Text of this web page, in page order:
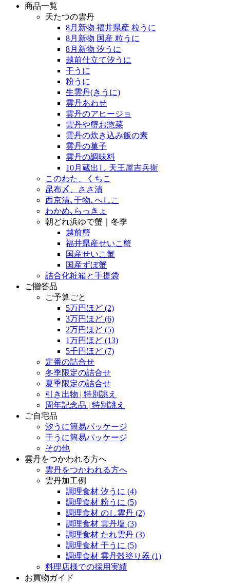
商品一覧
天たつの雲丹
8月新物 福井県産 粒うに
8月新物 国産 粒うに
8月新物 汐うに
越前仕立て汐うに
干うに
粉うに
生雲丹(きうに)
雲丹あわせ
雲丹のアヒージョ
雲丹や蟹お惣菜
雲丹の炊き込み飯の素
雲丹の菓子
雲丹の調味料
10月蔵出し 天王屋吉兵衛
このわた、くちこ
昆布〆、ささ漬
西京漬､干物､へしこ
わかめ､らっきょ
朝どれ浜ゆで蟹｜冬季
越前蟹
福井県産せいこ蟹
国産せいこ蟹
国産ずぼ蟹
詰合化粧箱と手提袋
ご贈答品
ご予算ごと
5万円ほど (2)
3万円ほど (6)
2万円ほど (5)
1万円ほど (13)
5千円ほど (7)
定番の詰合せ
冬季限定の詰合せ
夏季限定の詰合せ
引き出物 | 特別誂え
周年記念品 | 特別誂え
ご自宅品
汐うに簡易パッケージ
干うに簡易パッケージ
その他
雲丹をつかわれる方へ
雲丹をつかわれる方へ
雲丹加工例
調理食材 汐うに (4)
調理食材 粉うに (5)
調理食材 のし雲丹 (2)
調理食材 雲丹塩 (3)
調理食材 たれ雲丹 (3)
調理食材 干うに (5)
調理食材 雲丹殻塗り器 (1)
料理店様での採用実績
お買物ガイド